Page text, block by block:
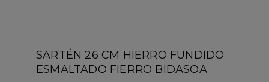
SARTÉN 26 CM HIERRO FUNDIDO
ESMALTADO FIERRO BIDASOA